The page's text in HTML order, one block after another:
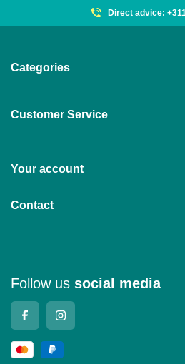
Direct advice:
Categories
Customer Service
Your account
Contact
Follow us social media